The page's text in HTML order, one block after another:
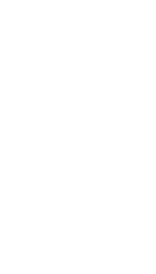
en la provincia de
Guardia Civil en los
Gobierno en Málaga,
Se trata de “una
como comentó el
, en otro
Guardia Civil en